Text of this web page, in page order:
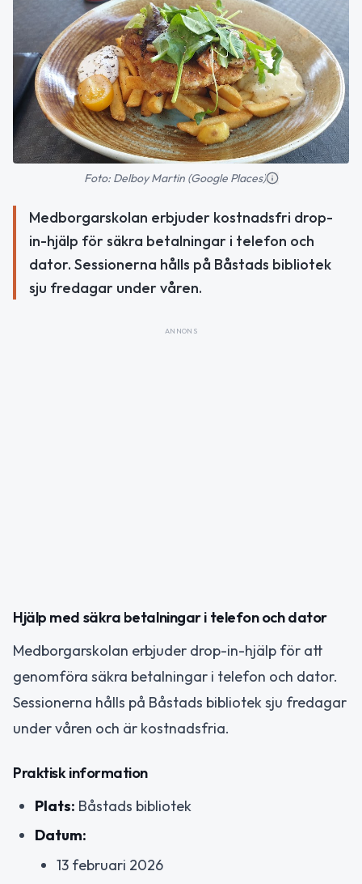
Foto: Delboy Martin (Google Places)
Medborgarskolan erbjuder kostnadsfri drop-
in-hjälp för säkra betalningar i telefon och
dator. Sessionerna hålls på Båstads bibliotek
sju fredagar under våren.
ANNONS
Hjälp med säkra betalningar i telefon och dator
Medborgarskolan erbjuder drop-in-hjälp för att
genomföra säkra betalningar i telefon och dator.
Sessionerna hålls på Båstads bibliotek sju fredagar
under våren och är kostnadsfria.
Praktisk information
Plats: Båstads bibliotek
Datum:
13 februari 2026